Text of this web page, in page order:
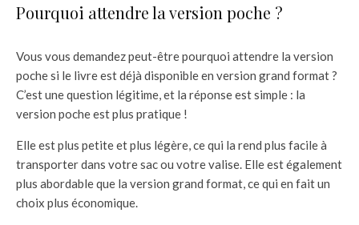
Pourquoi attendre la version poche ?
Vous vous demandez peut-être pourquoi attendre la version
poche si le livre est déjà disponible en version grand format ?
C’est une question légitime, et la réponse est simple : la
version poche est plus pratique !
Elle est plus petite et plus légère, ce qui la rend plus facile à
transporter dans votre sac ou votre valise. Elle est également
plus abordable que la version grand format, ce qui en fait un
choix plus économique.